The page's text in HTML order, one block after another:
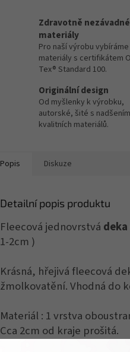
Zdravotně nezávadné
materiály
Pro naší výrobu vybíráme
materiály s certifikátem
Tex® Standard 100.
Originální design
Od myšlenky k výrobku,
autorské, šité s
kvalitních materiálů.
Popis Diskuze
Detailní popis produktu
Fleecová jednovrstvá
1-2cm )
Krásná, hřejivá fleecová
žmolkovatění. Vhodná do
Materiál : 1 vrstva
Cca 2cm od kraje prošitá.